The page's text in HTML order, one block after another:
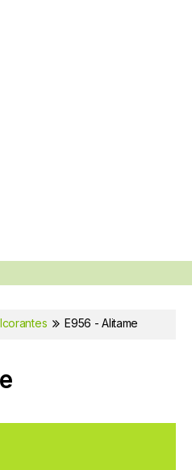
E956 - Alitame